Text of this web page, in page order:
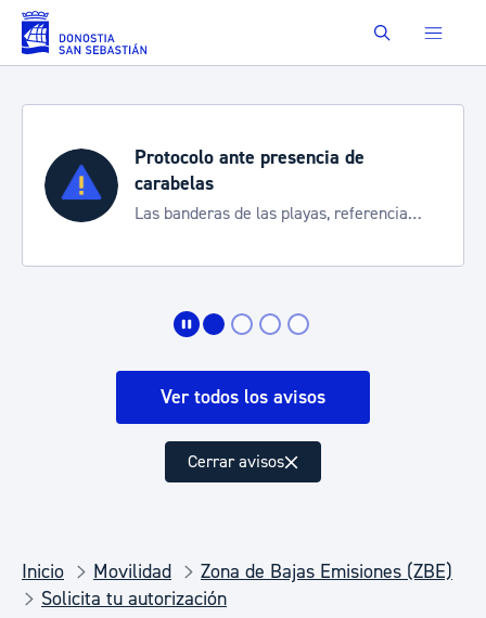
Saltar al contenido principal Buscar
Protocolo ante presencia de
carabelas
Las banderas de las playas, referencia
Ver todos los avisos
Cerrar avisos
Inicio Movilidad
Zona de Bajas Emisiones (ZBE)
Solicita tu autorización